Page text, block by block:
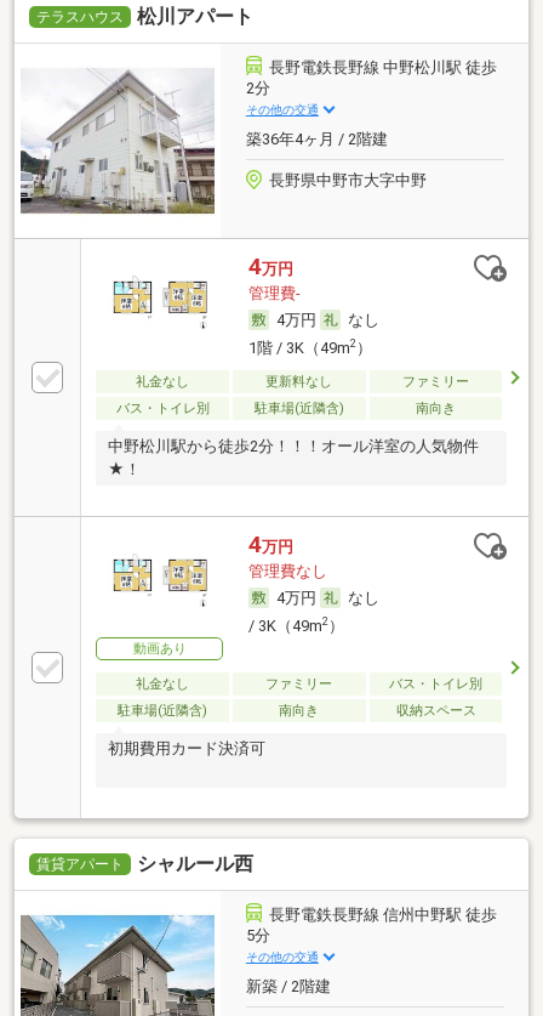
テラスハウス 松川アパート
長野電鉄長野線 中野松川駅 徒歩
2分
その他の交通
築36年4ヶ月 / 2階建
長野県中野市大字中野
4万円
管理費-
4万円
なし
1階 / 3K（49m2）
礼金なし 更新料なし
ファミリー
バス・トイレ別
駐車場(近隣含) 南向き
中野松川駅から徒歩2分！！！オール洋室の人気物件
★！
動画あり
4万円
管理費なし
4万円
なし
/ 3K（49m2）
礼金なし ファミリー
バス・トイレ別
駐車場(近隣含)
南向き 収納スペース
初期費用カード決済可
賃貸アパート シャルール西
長野電鉄長野線 信州中野駅 徒歩
5分
その他の交通
新築 / 2階建